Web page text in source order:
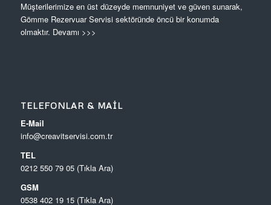
Müşterilerimize en üst düzeyde memnuniyet ve güven sunarak,
Gömme Rezervuar Servisi sektöründe öncü bir konumda
olmaktır. Devamı >>>
TELEFONLAR & MAIL
E-Mail
info@creavitservisi.com.tr
TEL
0212 550 79 05 (Tıkla Ara)
GSM
0538 402 19 15 (Tıkla Ara)